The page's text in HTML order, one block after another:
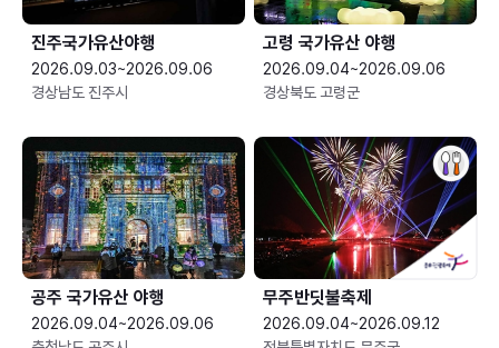
진주국가유산야행
2026.09.03~2026.09.06
경상남도 진주시
고령 국가유산 야행
2026.09.04~2026.09.06
경상북도 고령군
공주 국가유산 야행
2026.09.04~2026.09.06
무주반딧불축제
2026.09.04~2026.09.12